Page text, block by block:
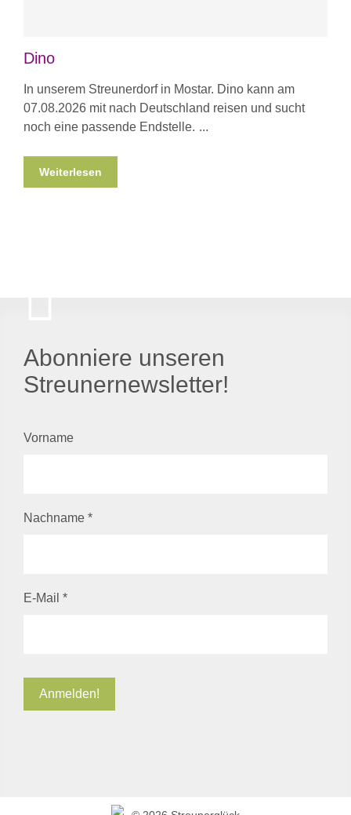
Dino
In unserem Streunerdorf in Mostar. Dino kann am
07.08.2026 mit nach Deutschland reisen und sucht
noch eine passende Endstelle.
Weiterlesen
Abonniere unseren
Streunernewsletter!
Vorname
Nachname *
E-Mail *